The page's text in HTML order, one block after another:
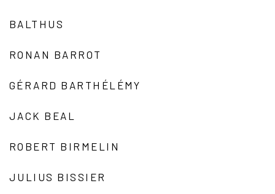
BALTHUS
RONAN BARROT
GÉRARD BARTHÉLÉMY
JACK BEAL
ROBERT BIRMELIN
JULIUS BISSIER